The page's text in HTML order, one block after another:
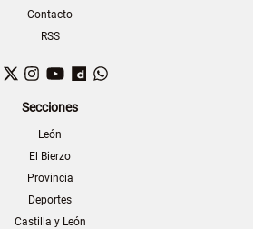
Contacto
RSS
Facebook
TwitterInstagram
YouTubeDailymotion
Secciones
León
El Bierzo
Provincia
Deportes
Castilla y León